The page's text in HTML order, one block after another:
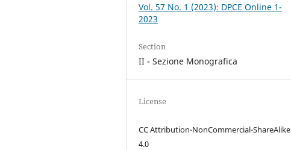
Vol. 57 No. 1 (2023): DPCE Online 1-
2023
Section
II - Sezione Monografica
License
CC Attribution-NonCommercial-ShareAlike
4.0